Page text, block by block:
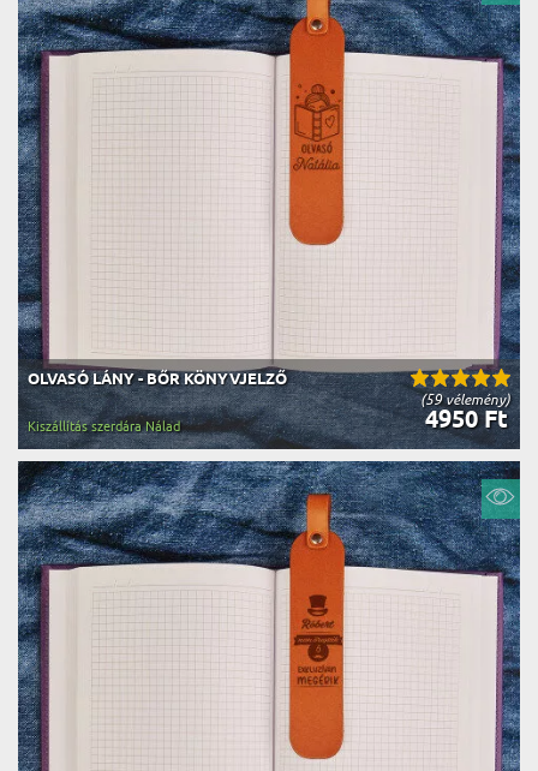
(59 vélemény)
OLVASÓ LÁNY - BŐR KÖNYVJELZŐ
4950 Ft
Kiszállítás szerdára Nálad